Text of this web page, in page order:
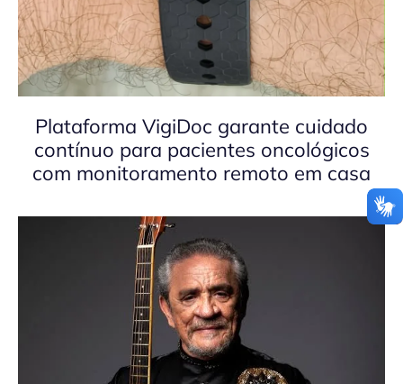
Plataforma VigiDoc garante cuidado
contínuo para pacientes oncológicos
com monitoramento remoto em casa